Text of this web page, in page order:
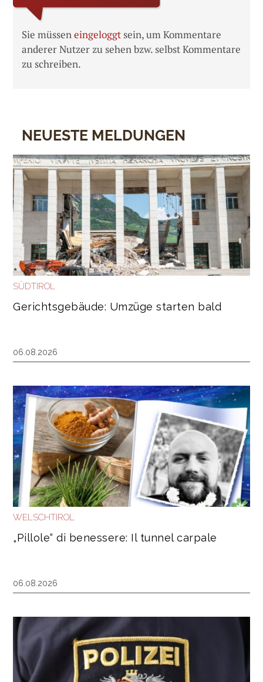
Sie müsseneingeloggt sein, um Kommentare
anderer Nutzer zu sehen bzw. selbst Kommentare
zu schreiben.
NEUESTE MELDUNGEN
SÜDTIROL
Gerichtsgebäude: Umzüge starten bald
06.08.2026
WELSCHTIROL
„Pillole“ di benessere: Il tunnel carpale
06.08.2026